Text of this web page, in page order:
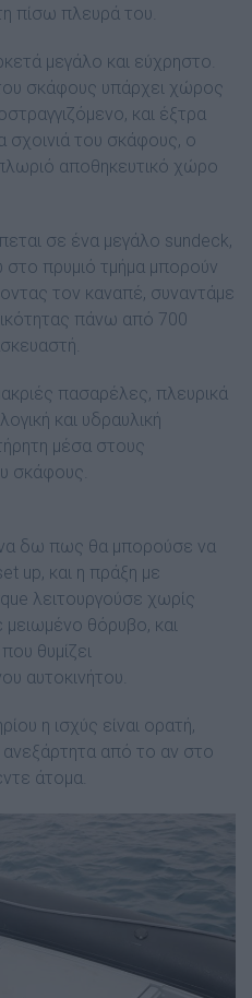
πίσω πλευρά του.
µεγάλο και εύχρηστο.
σκάφους υπάρχει χώρος
και έξτρα
σχοινιά του σκάφους, ο
αποθηκευτικό χώρο
σε ένα µεγάλο sundeck,
στο πρυµιό τµήµα µπορούν
τον καναπέ, συναντάµε
πάνω από 700
πασαρέλες, πλευρικά
και υδραυλική
µέσα στους
σκάφους.
να δω πως θα µπορούσε να
up, και η πράξη µε
λειτουργούσε χωρίς
θόρυβο, και
θυµίζει
αυτοκινήτου.
η ισχύς είναι ορατή,
από το αν στο
άτοµα.